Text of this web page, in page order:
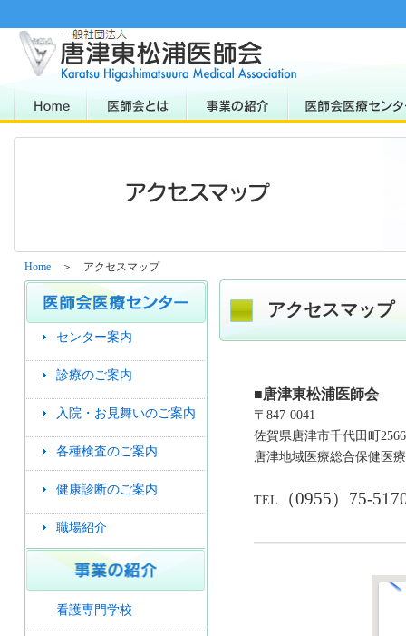
Home ＞ アクセスマップ
センター案内
診療のご案内
入院・お見舞いのご案内
各種検査のご案内
健康診断のご案内
職場紹介
看護専門学校
アクセスマップ
■唐津東松浦医師会
〒847-0041
佐賀県唐津市千代田町
唐津地域医療総合保健
TEL （0955）75-